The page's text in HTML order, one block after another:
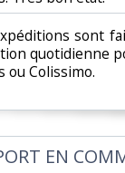
sont
quotidienne
ou Colissimo.
EN